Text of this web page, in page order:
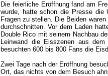
Die feierliche Eröffnung fand am
wurde, hatte schon die Presse die
Fragen zu stellen. Die Beiden
durchschnitten. Vor dem Laden
Double Rico mit seinem Nachbau
Leinwand die Eisszenen aus
besuchten 600 bis 800 Fans die
Zwei Tage nach der Eröffnung
Ort, das nichts von dem Besuch